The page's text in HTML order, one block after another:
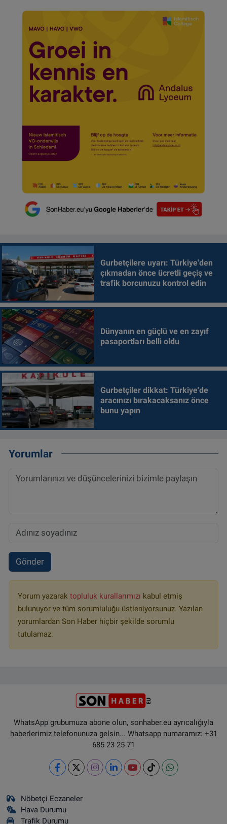
Gurbetçilere uyarı: Türkiye'den
çıkmadan önce ücretli geçiş ve
trafik borcunuzu kontrol edin
Dünyanın en güçlü ve en zayıf
pasaportları belli oldu
Gurbetçiler dikkat: Türkiye'de
aracınızı bırakacaksanız önce
bunu yapın
Yorumlar
Gönder
Yorum yazarak topluluk kurallarımızı kabul etmiş
bulunuyor ve tüm sorumluluğu üstleniyorsunuz. Yazılan
yorumlardan Son Haber hiçbir şekilde sorumlu
tutulamaz.
WhatsApp grubumuza abone olun, sonhaber.eu ayrıcalığıyla
haberlerimiz telefonunuza gelsin... Whatsapp numaramız: +31
685 23 25 71
Nöbetçi Eczaneler
Hava Durumu
Trafik Durumu